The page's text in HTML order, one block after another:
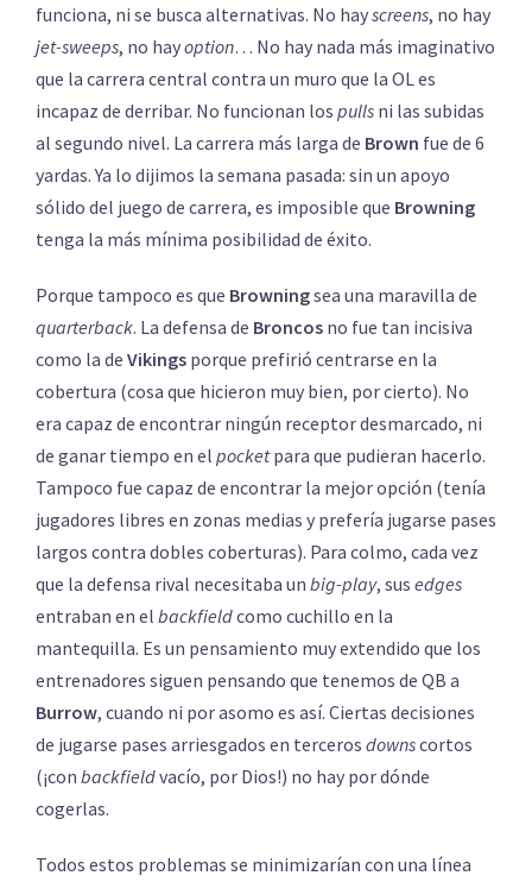
funciona, ni se busca alternativas. No hayscreens, no hay
jet-sweeps, no hayoption… No hay nada más imaginativo
que la carrera central contra un muro que la OL es
incapaz de derribar. No funcionan los pulls ni las subidas
al segundo nivel. La carrera más larga de Brown fue de 6
yardas. Ya lo dijimos la semana pasada: sin un apoyo
sólido del juego de carrera, es imposible que Browning
tenga la más mínima posibilidad de éxito.
Porque tampoco es que Browningsea una maravilla de
quarterback. La defensa de Broncos no fue tan incisiva
como la de Vikings porque prefirió centrarse en la
cobertura (cosa que hicieron muy bien, por cierto). No
era capaz de encontrar ningún receptor desmarcado, ni
de ganar tiempo en el pocketpara que pudieran hacerlo.
Tampoco fue capaz de encontrar la mejor opción (tenía
jugadores libres en zonas medias y prefería jugarse pases
largos contra dobles coberturas). Para colmo, cada vez
que la defensa rival necesitaba un big-play, sus edges
entraban en el backfieldcomo cuchillo en la
mantequilla. Es un pensamiento muy extendido que los
entrenadores siguen pensando que tenemos de QB a
Burrow, cuando ni por asomo es así. Ciertas decisiones
de jugarse pases arriesgados en terceros downscortos
(¡con backfieldvacío, por Dios!) no hay por dónde
cogerlas.
Todos estos problemas se minimizarían con una línea